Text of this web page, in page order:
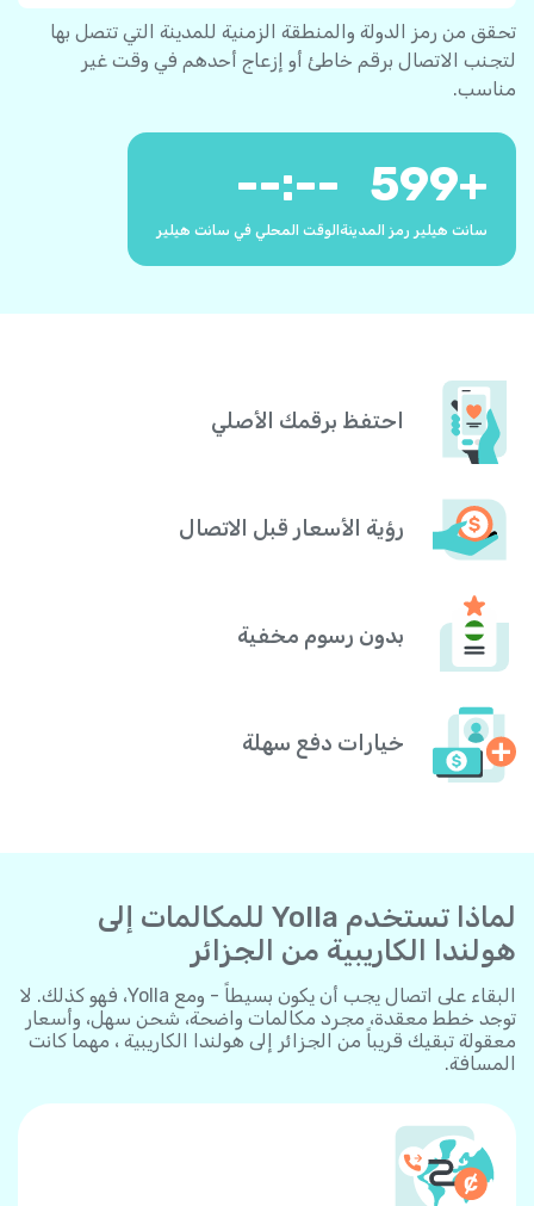
تحقق من رمز الدولة والمنطقة الزمنية للمدينة التي تتصل بها
لتجنب الاتصال برقم خاطئ أو إزعاج أحدهم في وقت غير
مناسب.
+
599
سانت هيلير رمز المدينة
--:--
الوقت المحلي في سانت هيلير
احتفظ برقمك الأصلي
رؤية الأسعار قبل الاتصال
بدون رسوم مخفية
خيارات دفع سهلة
لماذا تستخدم Yolla للمكالمات إلى
هولندا الكاريبية من الجزائر
البقاء على اتصال يجب أن يكون بسيطاً - ومع Yolla، فهو كذلك. لا
توجد خطط معقدة، مجرد مكالمات واضحة، شحن سهل، وأسعار
معقولة تبقيك قريباً من الجزائر إلى هولندا الكاريبية ، مهما كانت
المسافة.